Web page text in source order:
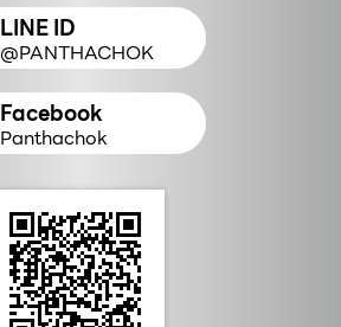
LINE ID
@PANTHACHOK
Facebook
Panthachok